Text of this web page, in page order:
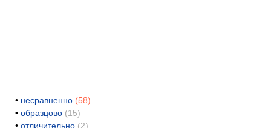
• несравненно (58)
• образцово (15)
• отличительно (2)